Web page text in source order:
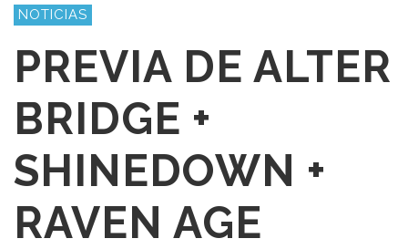
NOTICIAS
PREVIA DE ALTER
BRIDGE +
SHINEDOWN +
RAVEN AGE